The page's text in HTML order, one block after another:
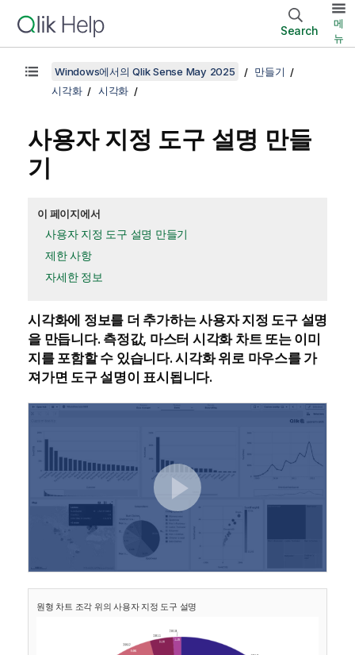
Search
메
뉴
Windows에서의 Qlik Sense May 2025
만들기
시각화
시각화
사용자 지정 도구 설명 만들
기
이 페이지에서
사용자 지정 도구 설명 만들기
제한 사항
자세한 정보
시각화에 정보를 더 추가하는 사용자 지정 도구 설명
을 만듭니다. 측정값, 마스터 시각화 차트 또는 이미
지를 포함할 수 있습니다. 시각화 위로 마우스를 가
져가면 도구 설명이 표시됩니다.
원형 차트 조각 위의 사용자 지정 도구 설명